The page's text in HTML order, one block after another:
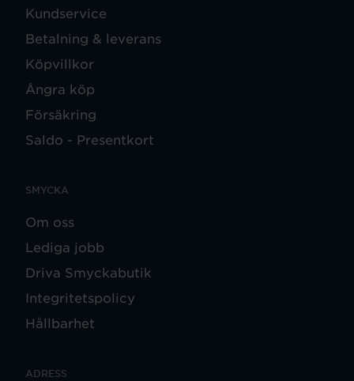
Kundservice
Betalning & leverans
Köpvillkor
Ångra köp
Försäkring
Saldo - Presentkort
SMYCKA
Om oss
Lediga jobb
Driva Smyckabutik
Integritetspolicy
Hållbarhet
ADRESS